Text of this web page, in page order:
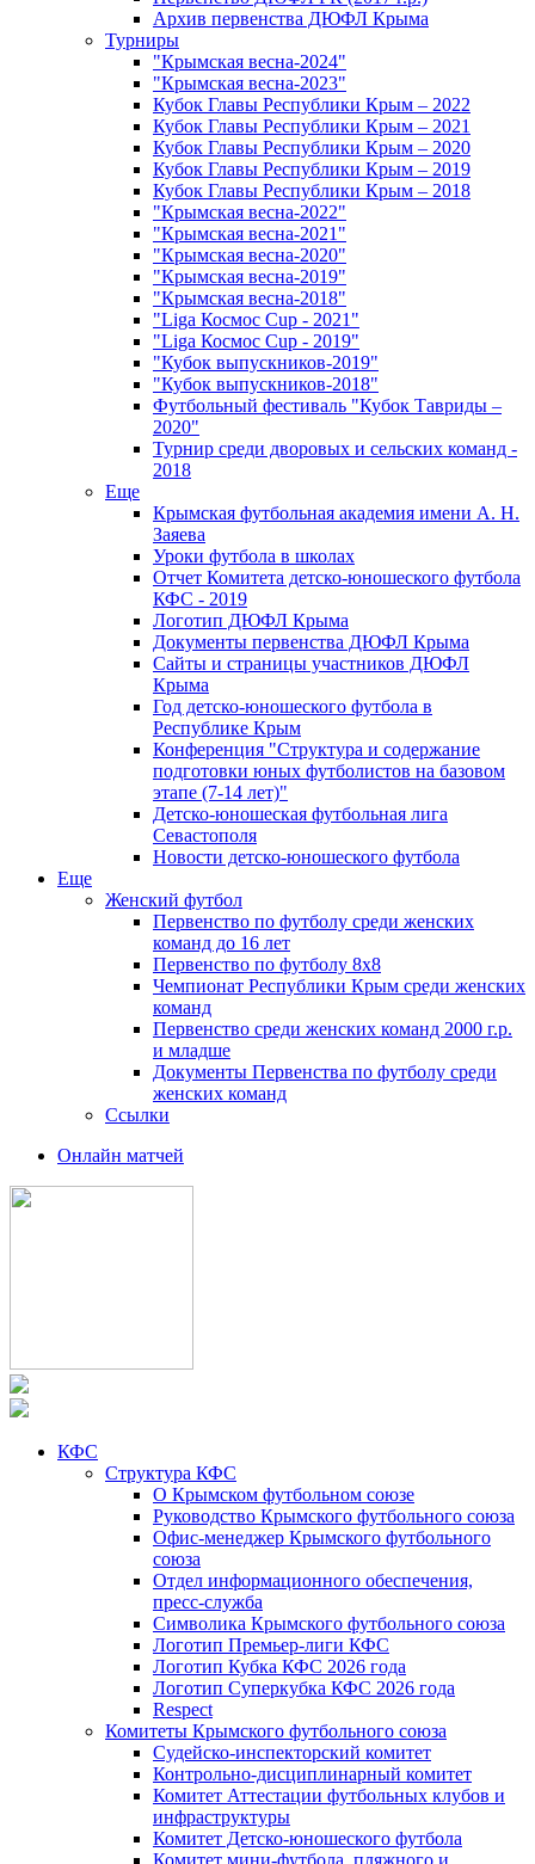
Архив первенства ДЮФЛ Крыма
Турниры
"Крымская весна-2024"
"Крымская весна-2023"
Кубок Главы Республики Крым – 2022
Кубок Главы Республики Крым – 2021
Кубок Главы Республики Крым – 2020
Кубок Главы Республики Крым – 2019
Кубок Главы Республики Крым – 2018
"Крымская весна-2022"
"Крымская весна-2021"
"Крымская весна-2020"
"Крымская весна-2019"
"Крымская весна-2018"
"Liga Космос Cup - 2021"
"Liga Космос Cup - 2019"
"Кубок выпускников-2019"
"Кубок выпускников-2018"
Футбольный фестиваль "Кубок Тавриды –
2020"
Турнир среди дворовых и сельских команд -
2018
Еще
Крымская футбольная академия имени А. Н.
Заяева
Уроки футбола в школах
Отчет Комитета детско-юношеского футбола
КФС - 2019
Логотип ДЮФЛ Крыма
Документы первенства ДЮФЛ Крыма
Сайты и страницы участников ДЮФЛ
Крыма
Год детско-юношеского футбола в
Республике Крым
Конференция "Структура и содержание
подготовки юных футболистов на базовом
этапе (7-14 лет)"
Детско-юношеская футбольная лига
Севастополя
Новости детско-юношеского футбола
Еще
Женский футбол
Первенство по футболу среди женских
команд до 16 лет
Первенство по футболу 8х8
Чемпионат Республики Крым среди женских
команд
Первенство среди женских команд 2000 г.р.
и младше
Документы Первенства по футболу среди
женских команд
Ссылки
Онлайн матчей
КФС
Структура КФС
О Крымском футбольном союзе
Руководство Крымского футбольного союза
Офис-менеджер Крымского футбольного
союза
Отдел информационного обеспечения,
пресс-служба
Символика Крымского футбольного союза
Логотип Премьер-лиги КФС
Логотип Кубка КФС 2026 года
Логотип Суперкубка КФС 2026 года
Respect
Комитеты Крымского футбольного союза
Судейско-инспекторский комитет
Контрольно-дисциплинарный комитет
Комитет Аттестации футбольных клубов и
инфраструктуры
Комитет Детско-юношеского футбола
Комитет мини-футбола, пляжного и